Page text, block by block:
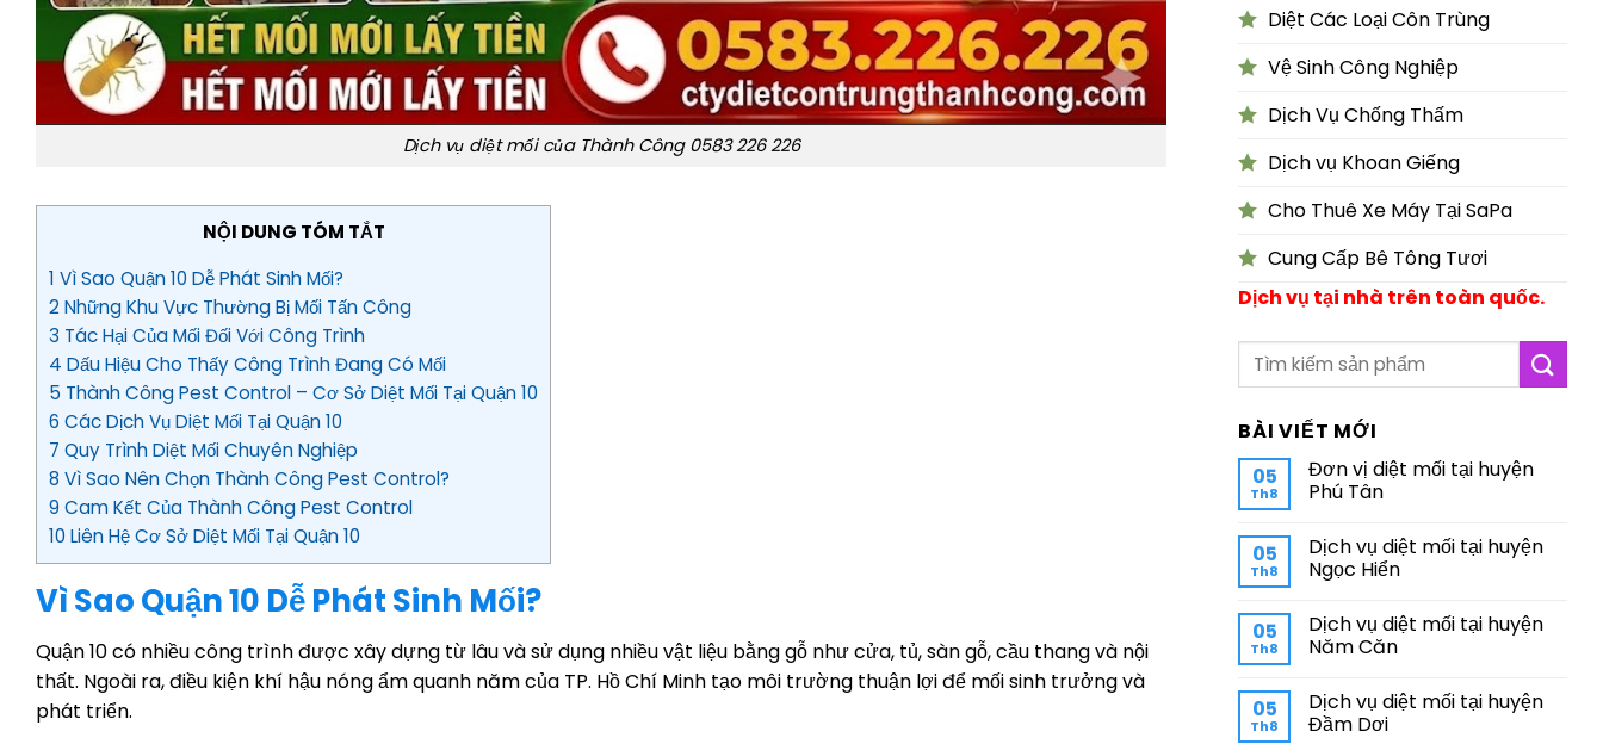
Dịch vụ diệt mối của Thành Công 0583 226 226
NỘI DUNG TÓM TẮT
1 Vì Sao Quận 10 Dễ Phát Sinh Mối?
2 Những Khu Vực Thường Bị Mối Tấn Công
3 Tác Hại Của Mối Đối Với Công Trình
4 Dấu Hiệu Cho Thấy Công Trình Đang Có Mối
5 Thành Công Pest Control – Cơ Sở Diệt Mối Tại Quận 10
6 Các Dịch Vụ Diệt Mối Tại Quận 10
7 Quy Trình Diệt Mối Chuyên Nghiệp
8 Vì Sao Nên Chọn Thành Công Pest Control?
9 Cam Kết Của Thành Công Pest Control
10 Liên Hệ Cơ Sở Diệt Mối Tại Quận 10
Vì Sao Quận 10 Dễ Phát Sinh Mối?
Quận 10 có nhiều công trình được xây dựng từ lâu và sử dụng nhiều vật liệu bằng gỗ như cửa, tủ, sàn gỗ, cầu thang và nội
thất. Ngoài ra, điều kiện khí hậu nóng ẩm quanh năm của TP. Hồ Chí Minh tạo môi trường thuận lợi để mối sinh trưởng và
phát triển.
Diệt Các Loại Côn Trùng
Vệ Sinh Công Nghiệp
Dịch Vụ Chống Thấm
Dịch vụ Khoan Giếng
Cho Thuê Xe Máy Tại SaPa
Cung Cấp Bê Tông Tươi
Dịch vụ tại nhà trên toàn quốc.
BÀI VIẾT MỚI
05
Th8
Đơn vị diệt mối tại huyện
Phú Tân
05
Th8
Dịch vụ diệt mối tại huyện
Ngọc Hiển
05
Th8
Dịch vụ diệt mối tại huyện
Năm Căn
05
Th8
Dịch vụ diệt mối tại huyện
Đầm Dơi